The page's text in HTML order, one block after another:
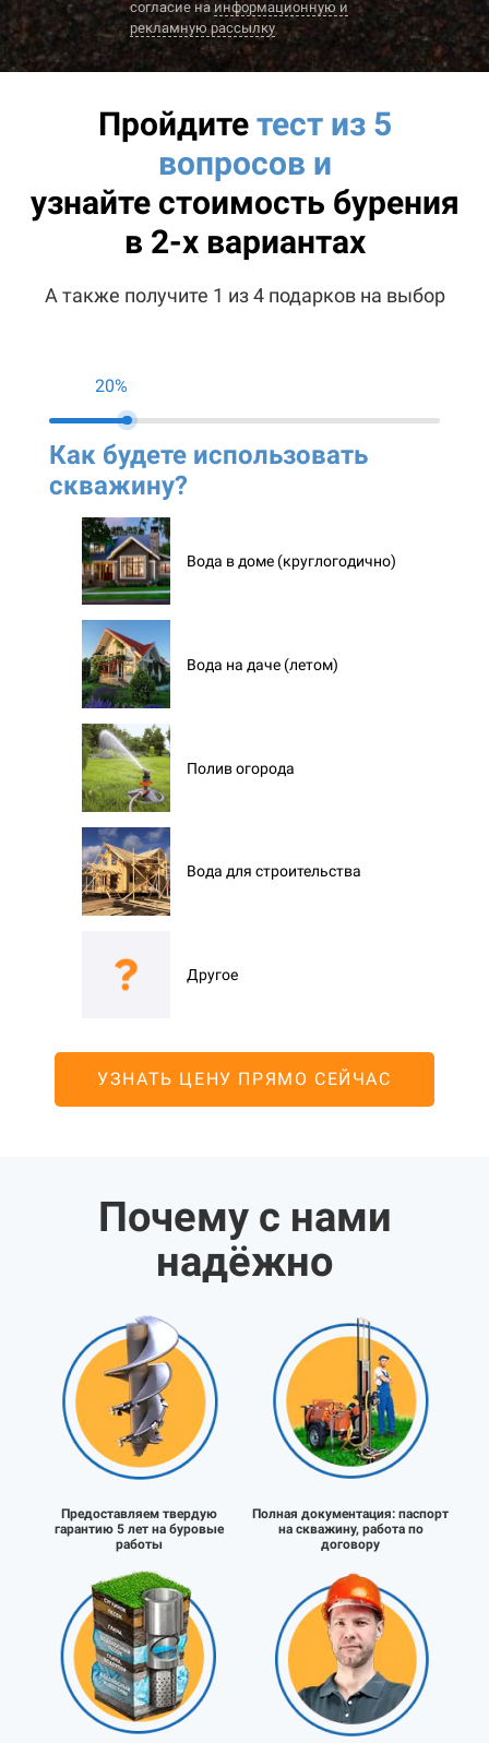
согласие наинформационную и
рекламную рассылку
Пройдитетест из 5
вопросов и
узнайте стоимость бурения
в 2-х вариантах
А также получите 1 из 4 подарков на выбор
20%
Как будете использовать
скважину?
Вода в доме (круглогодично)
Вода на даче (летом)
Полив огорода
Вода для строительства
Другое
УЗНАТЬ ЦЕНУ ПРЯМО СЕЙЧАС
Почему с нами
надёжно
Предоставляем твердую
гарантию 5 лет на буровые
работы
Полная документация: паспорт
на скважину, работа по
договору